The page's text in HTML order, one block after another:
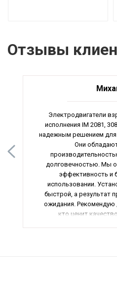
Отзывы
Электродвигатели
исполнения IM 2081,
надежным решением для
Они
долговечностью. Мы
эффективность и
использовании.
быстрой, а результат
ожидания. Рекомендую
кто ценит